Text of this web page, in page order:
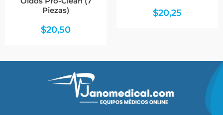
Piezas)
$20,50
$20,25